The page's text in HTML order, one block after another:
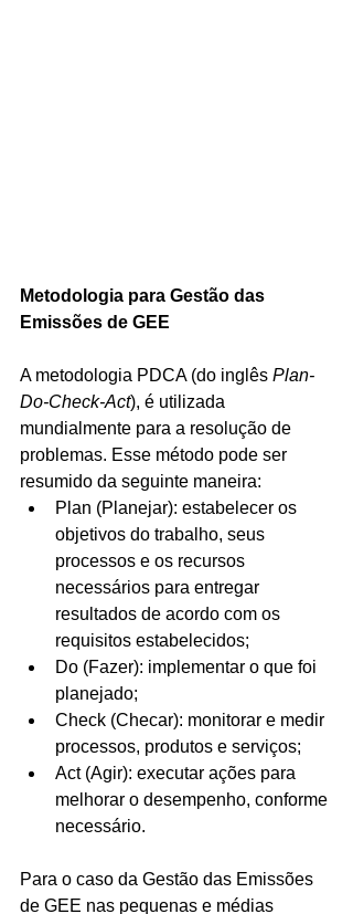
Metodologia para Gestão das
Emissões de GEE
A metodologia PDCA (do inglês Plan-
Do-Check-Act), é utilizada
mundialmente para a resolução de
problemas. Esse método pode ser
resumido da seguinte maneira:
Plan (Planejar): estabelecer os
objetivos do trabalho, seus
processos e os recursos
necessários para entregar
resultados de acordo com os
requisitos estabelecidos;
Do (Fazer): implementar o que foi
planejado;
Check (Checar): monitorar e medir
processos, produtos e serviços;
Act (Agir): executar ações para
melhorar o desempenho, conforme
necessário.
Para o caso da Gestão das Emissões
de GEE nas pequenas e médias